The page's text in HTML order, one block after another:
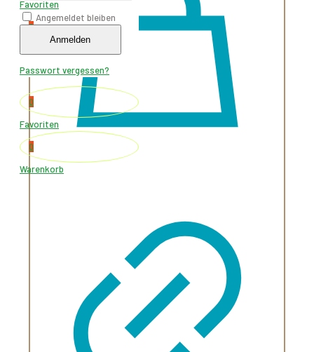
Favoriten
0
Angemeldet bleiben
Anmelden
Passwort vergessen?
0
Favoriten
0
Warenkorb